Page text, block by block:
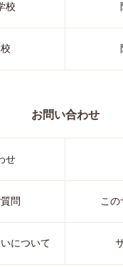
校
お問い合わせ
せ
問 この
について